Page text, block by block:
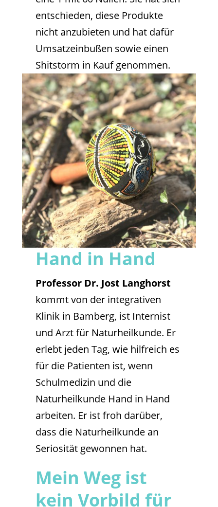
entschieden, diese Produkte
nicht anzubieten und hat dafür
Umsatzeinbußen sowie einen
Shitstorm in Kauf genommen.
Hand in Hand
Professor Dr. Jost Langhorst
kommt von der integrativen
Klinik in Bamberg, ist Internist
und Arzt für Naturheilkunde. Er
erlebt jeden Tag, wie hilfreich es
für die Patienten ist, wenn
Schulmedizin und die
Naturheilkunde Hand in Hand
arbeiten. Er ist froh darüber,
dass die Naturheilkunde an
Seriosität gewonnen hat.
Mein Weg ist
kein Vorbild für